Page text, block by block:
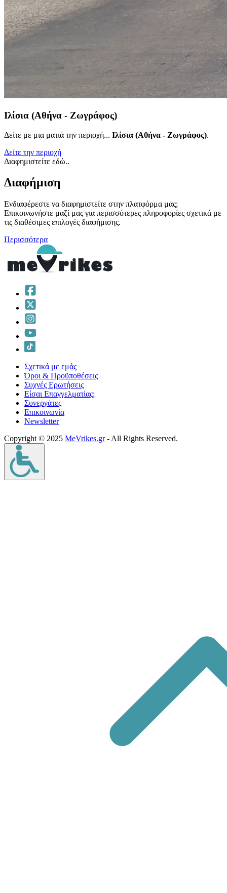
Ιλίσια (Αθήνα - Ζωγράφος)
Δείτε με μια ματιά την περιοχή... Ιλίσια (Αθήνα - Ζωγράφος).
Δείτε την περιοχή
Διαφημιστείτε εδώ..
Διαφήμιση
Ενδιαφέρεστε να διαφημιστείτε στην πλατφόρμα μας;
Επικοινωνήστε μαζί μας για περισσότερες πληροφορίες σχετικά με
τις διαθέσιμες επιλογές διαφήμισης.
Περισσότερα
Σχετικά με εμάς
Όροι & Προϋποθέσεις
Συχνές Ερωτήσεις
Είσαι Επαγγελματίας;
Συνεργάτες
Επικοινωνία
Νewsletter
Copyright © 2025 MeVrikes.gr- All Rights Reserved.